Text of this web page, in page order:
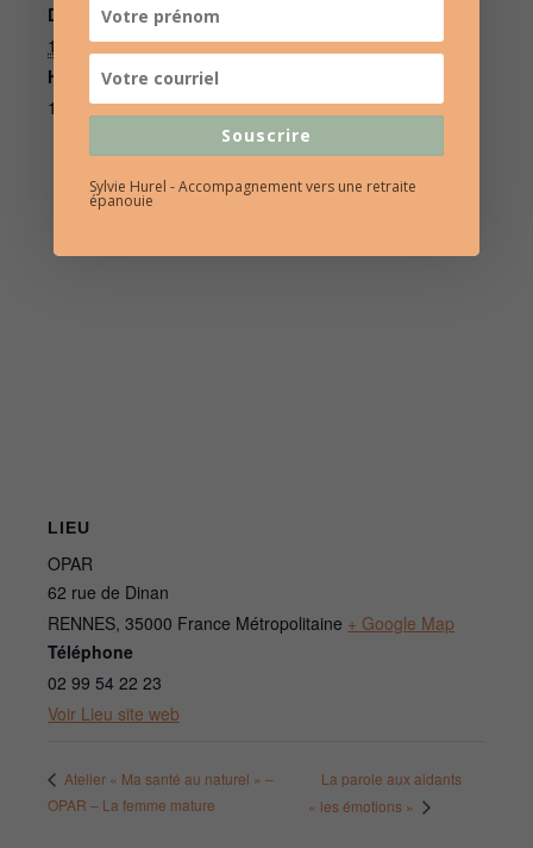
Date :
12 mai 2022
Heure :
10h00 à 16h30
Voir le site Organisateur
LIEU
OPAR
62 rue de Dinan
RENNES, 35000 France Métropolitaine + Google Map
Téléphone
02 99 54 22 23
Voir Lieu site web
Atelier « Ma santé au naturel » –
OPAR – La femme mature
La parole aux aidants
« les émotions »
Souscrire
Sylvie Hurel - Accompagnement vers une retraite
épanouie